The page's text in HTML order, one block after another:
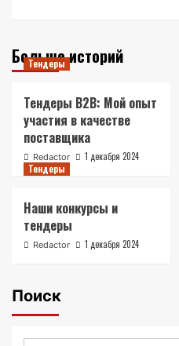
Больше историй
Тендеры
Тендеры B2B: Мой опыт
участия в качестве
поставщика
Redactor 1 декабря 2024
Тендеры
Наши конкурсы и
тендеры
Redactor 1 декабря 2024
Поиск